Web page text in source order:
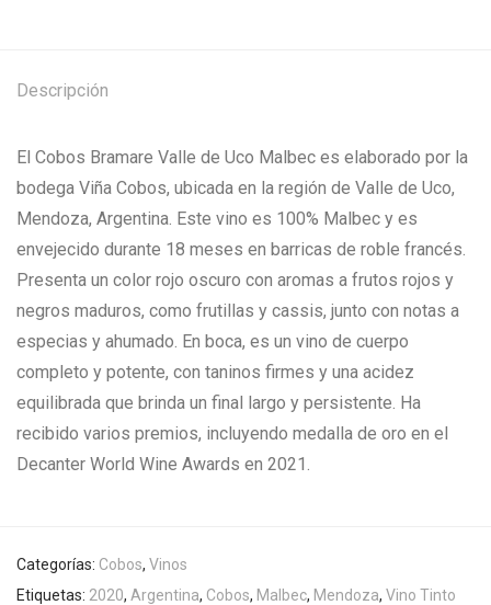
Descripción
El Cobos Bramare Valle de Uco Malbec es elaborado por la
bodega Viña Cobos, ubicada en la región de Valle de Uco,
Mendoza, Argentina. Este vino es 100% Malbec y es
envejecido durante 18 meses en barricas de roble francés.
Presenta un color rojo oscuro con aromas a frutos rojos y
negros maduros, como frutillas y cassis, junto con notas a
especias y ahumado. En boca, es un vino de cuerpo
completo y potente, con taninos firmes y una acidez
equilibrada que brinda un final largo y persistente. Ha
recibido varios premios, incluyendo medalla de oro en el
Decanter World Wine Awards en 2021.
Categorías: Cobos, Vinos
Etiquetas: 2020, Argentina, Cobos, Malbec, Mendoza, Vino Tinto